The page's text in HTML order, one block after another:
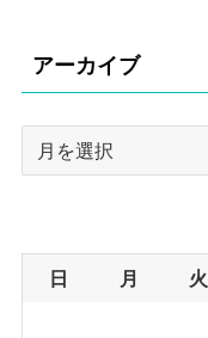
リ
ー
アーカイブ
ブ
日 月 火